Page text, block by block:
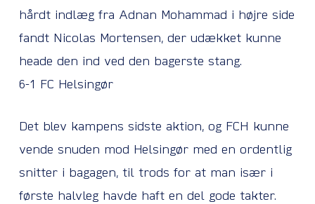
hårdt indlæg fra Adnan Mohammad i højre side
fandt Nicolas Mortensen, der udækket kunne
heade den ind ved den bagerste stang.
6-1 FC Helsingør
Det blev kampens sidste aktion, og FCH kunne
vende snuden mod Helsingør med en ordentlig
snitter i bagagen, til trods for at man især i
første halvleg havde haft en del gode takter.